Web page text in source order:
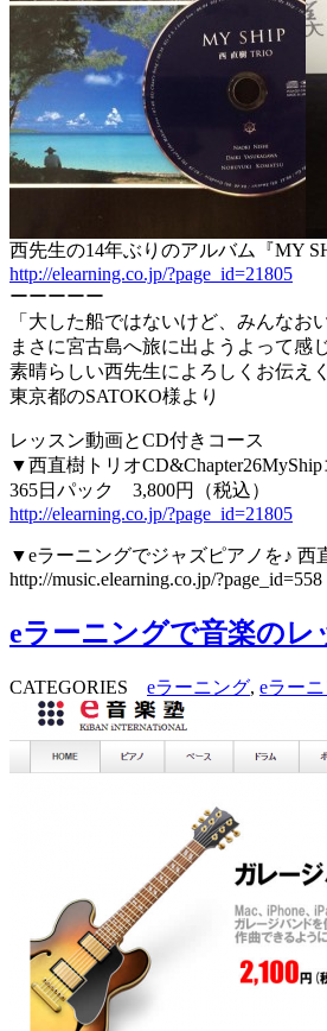
西先生の14年ぶりのアルバム『MY
http://elearning.co.jp/?page_id=21805
ーーーーー
「大した船ではないけど、みんなお
まさに宮古島へ旅に出ようよって感
素晴らしい西先生によろしくお伝え
東京都のSATOKO様より
レッスン動画とCD付きコース
▼西直樹トリオCD&Chapter26MyShip
365日パック 3,800円（税込）
http://elearning.co.jp/?page_id=21805
▼eラーニングでジャズピアノを♪ 西
http://music.elearning.co.jp/?page_id=558
eラーニングで音楽の
CATEGORIES eラーニング, eラー